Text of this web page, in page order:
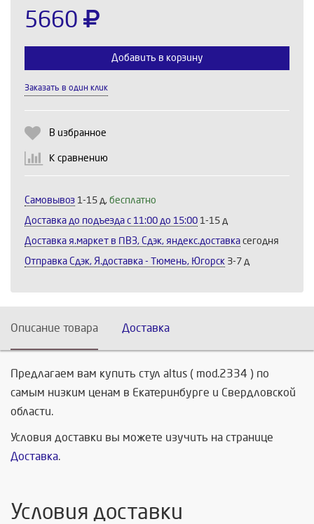
5660
Добавить в корзину
Заказать в один клик
В избранное
К сравнению
Самовывоз 1-15 д, бесплатно
Доставка до подъезда c 11:00 до 15:00 1-15 д
Доставка я.маркет в ПВЗ, Сдэк, яндекс.доставка сегодня
Отправка Сдэк, Я.доставка - Тюмень, Югорск 3-7 д
Описание товара Доставка
Предлагаем вам купить стул altus ( mod.2334 ) по
самым низким ценам в Екатеринбурге и Свердловской
области.
Условия доставки вы можете изучить на странице
Доставка.
Условия доставки